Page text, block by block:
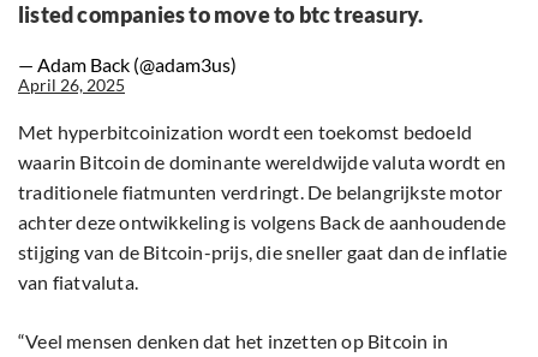
listed companies to move to btc treasury.
— Adam Back (@adam3us)
April 26, 2025
Met hyperbitcoinization wordt een toekomst bedoeld
waarin Bitcoin de dominante wereldwijde valuta wordt en
traditionele fiatmunten verdringt. De belangrijkste motor
achter deze ontwikkeling is volgens Back de aanhoudende
stijging van de Bitcoin-prijs, die sneller gaat dan de inflatie
van fiatvaluta.
“Veel mensen denken dat het inzetten op Bitcoin in